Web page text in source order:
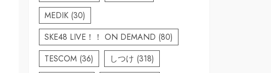
MEDIK (30)
SKE48 LIVE！！ ON DEMAND (80)
TESCOM (36) しつけ (318)